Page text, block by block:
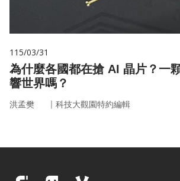
115/03/31
為什麼各國都在搶 AI 晶片？一
響世界嗎？
洪孟樊 ｜ 科技大觀園特約編輯